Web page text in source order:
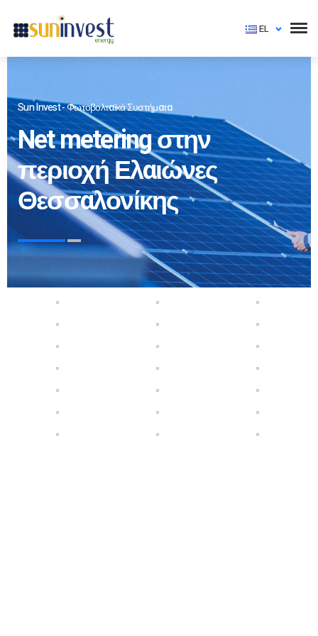
EL
Sun Invest - Φωτοβολταϊκά Συστήματα
Net metering στην
περιοχή Ελαιώνες
Θεσσαλονίκης